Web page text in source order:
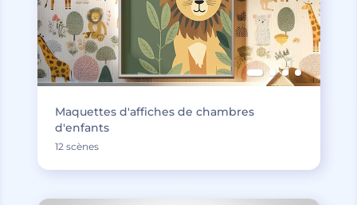
Maquettes d'affiches de chambres
d'enfants
12 scènes